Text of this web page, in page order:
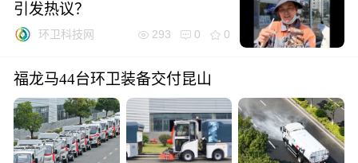
引发热议？
环卫科技网 293 0 0
福龙马44台环卫装备交付昆山